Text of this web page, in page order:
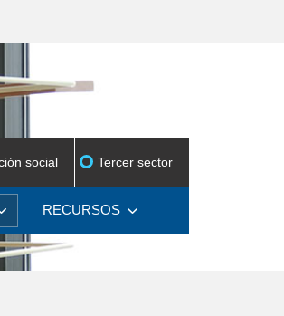
RECURSOS
social Tercer sector